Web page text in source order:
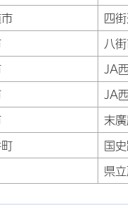
四
八
JA
JA
末
国
県